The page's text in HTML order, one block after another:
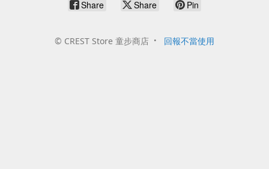
Share Share Pin
© CREST Store 童步商店 回報不當使用